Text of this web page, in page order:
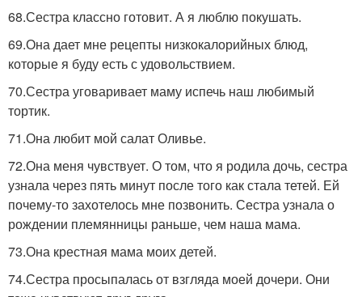
68.Сестра классно готовит. А я люблю покушать.
69.Она дает мне рецепты низкокалорийных блюд,
которые я буду есть с удовольствием.
70.Сестра уговаривает маму испечь наш любимый
тортик.
71.Она любит мой салат Оливье.
72.Она меня чувствует. О том, что я родила дочь, сестра
узнала через пять минут после того как стала тетей. Ей
почему-то захотелось мне позвонить. Сестра узнала о
рождении племянницы раньше, чем наша мама.
73.Она крестная мама моих детей.
74.Сестра просыпалась от взгляда моей дочери. Они